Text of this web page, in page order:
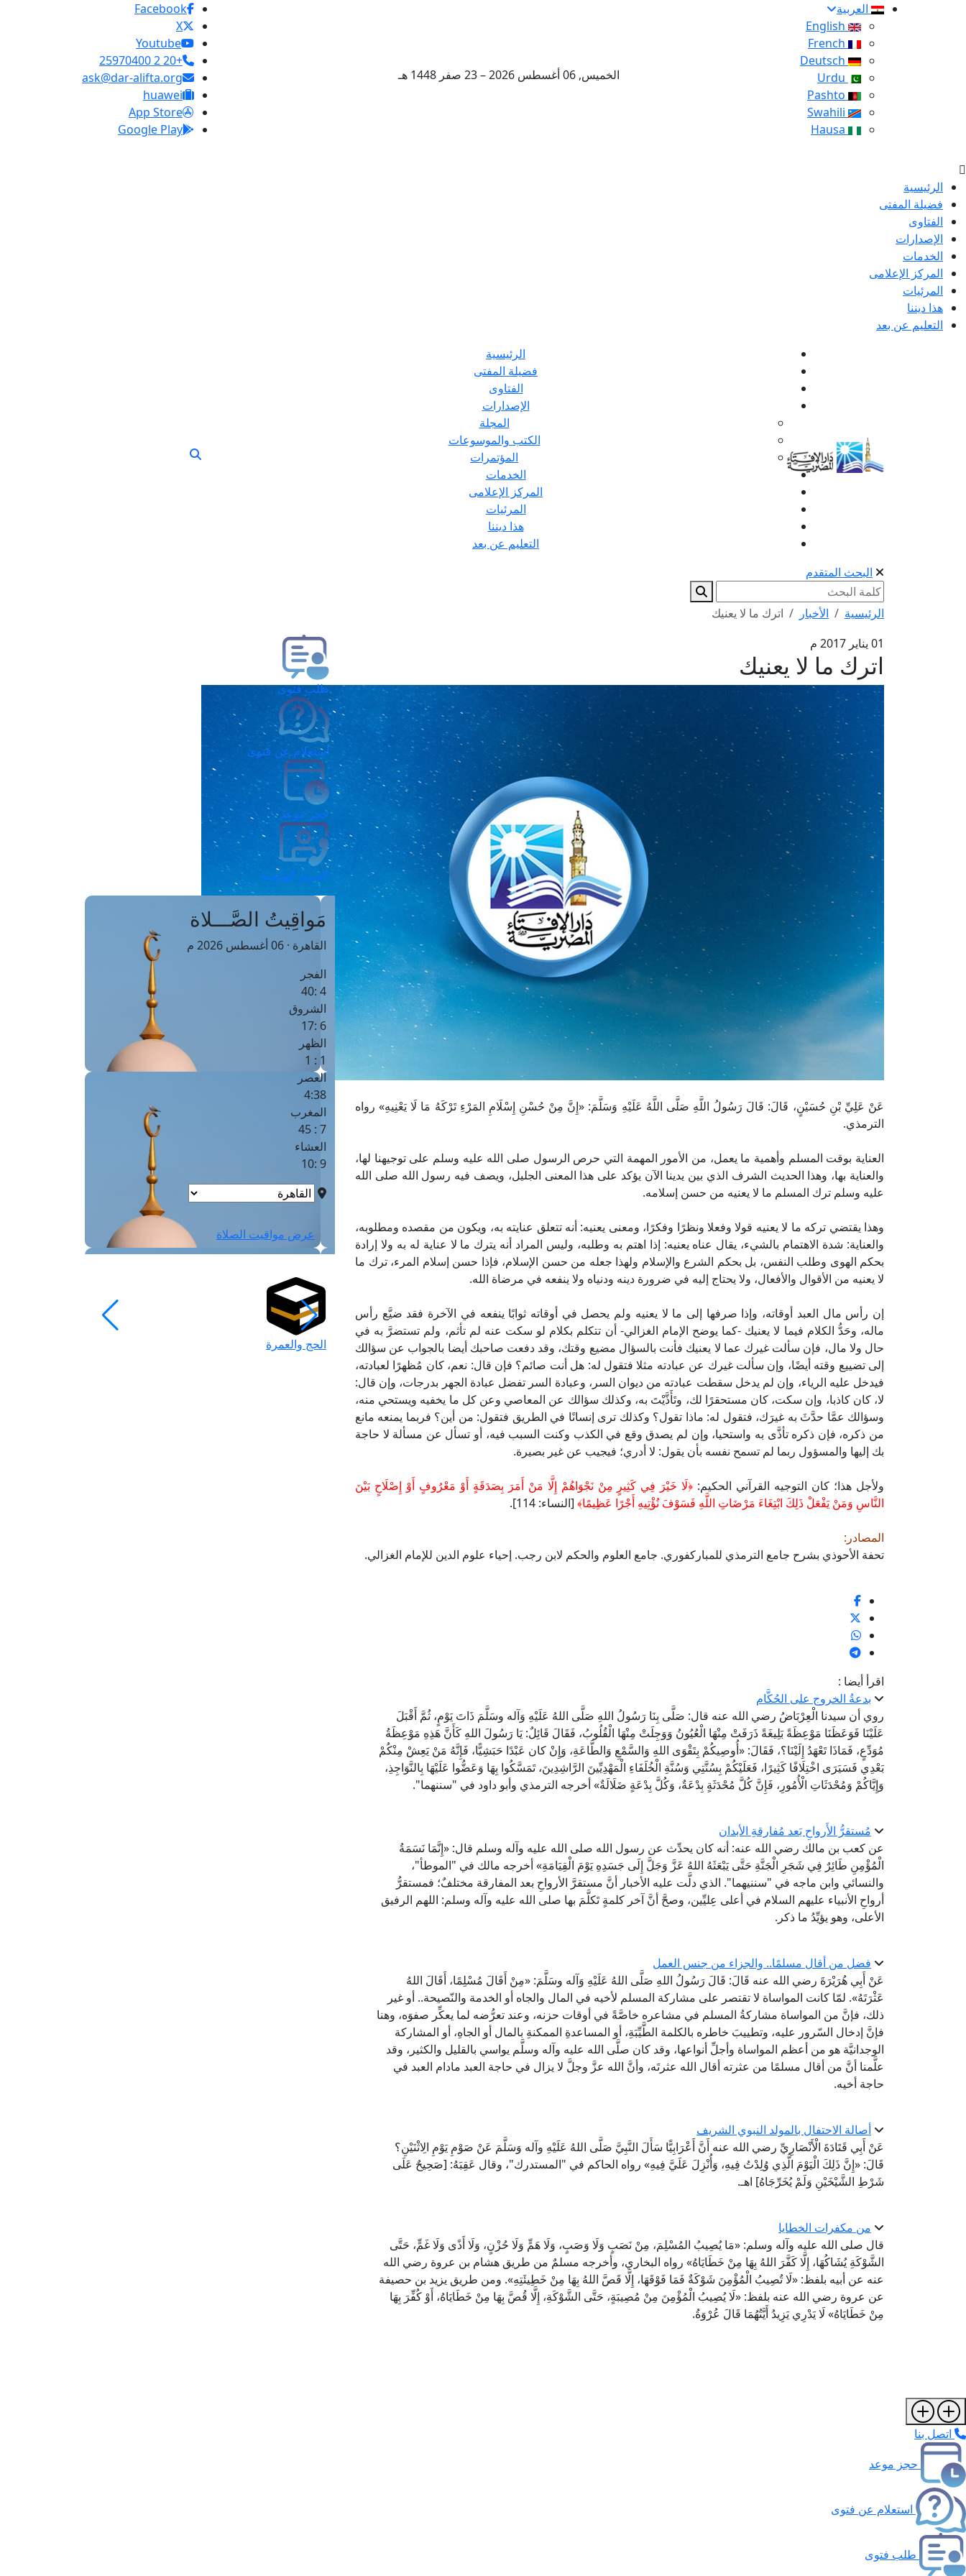
العربية
الخميس, 06 أغسطس 2026 – 23 صفر 1448 هـ
Facebook
X
Youtube
+20 2 25970400
ask@dar-alifta.org
huawei
App Store
Google Play
الرئيسية
فضيلة المفتى
الفتاوى
الإصدارات
الخدمات
المركز الإعلامى
المرئيات
هذا ديننا
التعليم عن بعد
الرئيسية
فضيلة المفتى
الفتاوى
الإصدارات
المجلة
الكتب والموسوعات
المؤتمرات
الخدمات
المركز الإعلامى
المرئيات
هذا ديننا
التعليم عن بعد
البحث المتقدم
الرئيسية الأخبار
اترك ما لا يعنيك
01 يناير 2017 م
اترك ما لا يعنيك
عَنْ عَلِيِّ بْنِ حُسَيْنٍ، قَالَ: قَالَ رَسُولُ اللَّهِ صَلَّى اللَّهُ عَلَيْهِ وَسَلَّمَ: «إِنَّ مِنْ حُسْنِ إِسْلَامِ المَرْءِ تَرْكَهُ مَا لَا يَعْنِيهِ» رواه
الترمذي.
العناية بوقت المسلم وأهمية ما يعمل، من الأمور المهمة التي حرص الرسول صلى الله عليه وسلم على توجيهنا لها،
والعناية بها، وهذا الحديث الشرف الذي بين يدينا الآن يؤكد على هذا المعنى الجليل، ويصف فيه رسول الله صلى الله
عليه وسلم ترك المسلم ما لا يعنيه من حسن إسلامه.
وهذا يقتضي تركه ما لا يعنيه قولا وفعلا ونظرًا وفكرًا، ومعنى يعنيه: أنه تتعلق عنايته به، ويكون من مقصده ومطلوبه،
والعناية: شدة الاهتمام بالشيء، يقال عناه يعنيه: إذا اهتم به وطلبه، وليس المراد أنه يترك ما لا عناية له به ولا إرادة
بحكم الهوى وطلب النفس، بل بحكم الشرع والإسلام ولهذا جعله من حسن الإسلام، فإذا حسن إسلام المرء، ترك ما
لا يعنيه من الأقوال والأفعال، ولا يحتاج إليه في ضرورة دينه ودنياه ولا ينفعه في مرضاة الله.
إن رأس مال العبد أوقاته، وإذا صرفها إلى ما لا يعنيه ولم يحصل في أوقاته ثوابًا ينفعه في الآخرة فقد ضيَّع رأس
ماله، وحَدُّ الكلام فيما لا يعنيك -كما يوضح الإمام الغزالي- أن تتكلم بكلام لو سكت عنه لم تأثم، ولم تستضرَّ به في
حال ولا مال، فإن سألت غيرك عما لا يعنيك فأنت بالسؤال مضيع وقتك، وقد دفعت صاحبك أيضا بالجواب عن سؤالك
إلى تضييع وقته أيضًا، وإن سألت غيرك عن عبادته مثلا فتقول له: هل أنت صائم؟ فإن قال: نعم، كان مُظهرًا لعبادته،
فيدخل عليه الرياء، وإن لم يدخل سقطت عبادته من ديوان السر، وعبادة السر تفضل عبادة الجهر بدرجات، وإن قال:
لا، كان كاذبا، وإن سكت، كان مستحقرًا لك، وتَأَذَّيْتَ به، وكذلك سؤالك عن المعاصي وعن كل ما يخفيه ويستحي منه،
وسؤالك عمَّا حدَّثَ به غيرَك، فتقول له: ماذا تقول؟ وكذلك ترى إنسانًا في الطريق فتقول: من أين؟ فربما يمنعه مانع
من ذكره، فإن ذكره تأذَّى به واستحيا، وإن لم يصدق وقع في الكذب وكنت السبب فيه، أو تسأل عن مسألة لا حاجة
بك إليها والمسؤول ربما لم تسمح نفسه بأن يقول: لا أدري؛ فيجيب عن غير بصيرة.
ولأجل هذا؛ كان التوجيه القرآني الحكيم: ﴿لَا خَيْرَ فِي كَثِيرٍ مِنْ نَجْوَاهُمْ إِلَّا مَنْ أَمَرَ بِصَدَقَةٍ أَوْ مَعْرُوفٍ أَوْ إِصْلَاحٍ بَيْنَ
النَّاسِ وَمَنْ يَفْعَلْ ذَلِكَ ابْتِغَاءَ مَرْضَاتِ اللَّهِ فَسَوْفَ نُؤْتِيهِ أَجْرًا عَظِيمًا﴾ [النساء: 114].
المصادر:
تحفة الأحوذي بشرح جامع الترمذي للمباركفوري. جامع العلوم والحكم لابن رجب. إحياء علوم الدين للإمام الغزالي.
اقرأ أيضا :
بدعةُ الخروج على الحُكَّام
روي أن سيدنا الْعِرْبَاضُ رضي الله عنه قال: صَلَّى بِنَا رَسُولُ اللهِ صَلَّى اللهُ عَلَيْهِ وَآله وسَلَّمَ ذَاتَ يَوْمٍ، ثُمَّ أَقْبَلَ
عَلَيْنَا فَوَعَظَنَا مَوْعِظَةً بَلِيغَةً ذَرَفَتْ مِنْهَا الْعُيُونُ وَوَجِلَتْ مِنْهَا الْقُلُوبُ، فَقَالَ قَائِلٌ: يَا رَسُولَ اللهِ كَأَنَّ هَذِهِ مَوْعِظَةُ
مُوَدِّعٍ، فَمَاذَا تَعْهَدُ إِلَيْنَا؟، فَقَالَ: «أُوصِيكُمْ بِتَقْوَى اللهِ وَالسَّمْعِ وَالطَّاعَةِ، وَإِنْ كان عَبْدًا حَبَشِيًّا، فَإِنَّهُ مَنْ يَعِشْ مِنْكُمْ
بَعْدِي فَسَيَرَى اخْتِلَافًا كَثِيرًا، فَعَلَيْكُمْ بِسُنَّتِي وَسُنَّةِ الْخُلَفَاءِ الْمَهْدِيِّينَ الرَّاشِدِينَ، تَمَسَّكُوا بِهَا وَعَضُّوا عَلَيْهَا بِالنَّوَاجِذِ،
وَإِيَّاكُمْ وَمُحْدَثَاتِ الْأُمُورِ، فَإِنَّ كُلَّ مُحْدَثَةٍ بِدْعَةٌ، وَكُلَّ بِدْعَةٍ ضَلَالَةٌ» أخرجه الترمذي وأبو داود في "سننهما".
مُستقرُّ الأَرواحِ بَعد مُفارقةِ الأبدان
عن كعب بن مالك رضي الله عنه: أنه كان يحدِّث عن رسول الله صلى الله عليه وآله وسلم قال: «إِنَّمَا نَسَمَةُ
الْمُؤْمِنِ طَائِرٌ فِي شَجَرِ الْجَنَّةِ حَتَّى يَبْعَثَهُ اللهُ عَزَّ وَجَلَّ إِلَى جَسَدِهِ يَوْمَ الْقِيَامَةِ» أخرجه مالك في "الموطأ"،
والنسائي وابن ماجه في "سننيهما". الذي دلَّت عليه الأخبار أنَّ مستقرَّ الأرواحِ بعد المفارقة مختلفٌ؛ فمستقرُّ
أرواحِ الأنبياء عليهم السلام في أعلى عِليِّين، وصحَّ أنَّ آخر كلمةٍ تَكلَّمَ بها صلى الله عليه وآله وسلم: اللهم الرفيق
الأعلى، وهو يؤيِّدُ ما ذكر.
فضل من أقال مسلمًا.. والجزاء من جنس العمل
عَنْ أَبِي هُرَيْرَةَ رضي الله عنه قَالَ: قَالَ رَسُولُ اللهِ صَلَّى اللهُ عَلَيْهِ وَآله وسَلَّمَ: «مِنْ أَقَالَ مُسْلِمًا، أَقَالَ اللهُ
عَثْرَتَهُ». لمّا كانت المواساة لا تقتصر على مشاركة المسلم لأخيه في المال والجاه أو الخدمة والنّصيحة.. أو غير
ذلك، فإنَّ من المواساة مشاركةُ المسلم في مشاعره خاصَّةً في أوقات حزنه، وعند تعرُّضه لما يعكِّر صفوَه، وهنا
فإنَّ إدخال السّرور عليه، وتطييبَ خاطره بالكلمة الطَّيِّبَةِ، أو المساعدةِ الممكنةِ بالمال أو الجاهِ، أو المشاركة
الوجدانيَّة هو من أعظم المواساة وأجلِّ أنواعها، وقد كان صلَّى الله عليه وآله وسلَّم يواسي بالقليل والكثير، وقد
علَّمنا أنَّ من أقال مسلمًا من عثرته أقال الله عثرتَه، وأنَّ الله عزَّ وجلَّ لا يزال في حاجة العبد مادام العبد في
حاجة أخيه.
أصالة الاحتفال بالمولد النبوي الشريف
عَنْ أَبِي قَتَادَةَ الْأَنْصَارِيِّ رضي الله عنه أَنَّ أَعْرَابِيًّا سَأَلَ النَّبِيَّ صَلَّى اللهُ عَلَيْهِ وآله وَسَلَّمَ عَنْ صَوْمِ يَوْمِ الِاثْنَيْنِ؟
قَالَ: «إِنَّ ذَلِكَ الْيَوْمَ الَّذِي وُلِدْتُ فِيهِ، وَأُنْزِلَ عَلَيَّ فِيهِ» رواه الحاكم في "المستدرك"، وقال عَقِبَهُ: [صَحِيحٌ عَلَى
شَرْطِ الشَّيْخَيْنِ وَلَمْ يُخَرِّجَاهُ] اهـ.
من مكفرات الخطايا
قال صلى الله عليه وآله وسلم: «مَا يُصِيبُ المُسْلِمَ، مِنْ نَصَبٍ وَلَا وَصَبٍ، وَلَا هَمٍّ وَلَا حُزْنٍ، وَلَا أَذًى وَلَا غَمٍّ، حَتَّى
الشَّوْكَةِ يُشَاكُهَا، إِلَّا كَفَّرَ اللهُ بِهَا مِنْ خَطَايَاهُ» رواه البخاري، وأخرجه مسلمٌ من طريق هشام بن عروة رضي الله
عنه عن أبيه بلفظ: «لَا تُصِيبُ الْمُؤْمِنَ شَوْكَةٌ فَمَا فَوْقَهَا، إِلَّا قَصَّ اللهُ بِهَا مِنْ خَطِيئَتِهِ». ومن طريق يزيد بن حصيفة
عن عروة رضي الله عنه بلفظ: «لَا يُصِيبُ الْمُؤْمِنَ مِنْ مُصِيبَةٍ، حَتَّى الشَّوْكَةِ، إِلَّا قُصَّ بِهَا مِنْ خَطَايَاهُ، أَوْ كُفِّرَ بِهَا
مِنْ خَطَايَاهُ» لَا يَدْرِي يَزِيدُ أَيَّتُهُمَا قَالَ عُرْوَةُ.
طلب فتوى
استعلام عن فتوى
حجز موعد
الفتوى الهاتفية
مَواقِيتُ الصَّـــلاة
القاهرة · 06 أغسطس 2026 م
الفجر
4 :40
الشروق
6 :17
الظهر
1 : 1
العصر
4:38
المغرب
7 : 45
العشاء
9 :10
عرض مواقيت الصلاة
الحج والعمرة
اتصل بنا
حجز موعد
استعلام عن فتوى
طلب فتوى